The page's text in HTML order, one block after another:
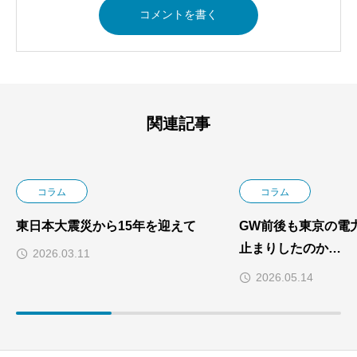
関連記事
コラム
東日本大震災から15年を迎えて
2026.03.11
コラム
GW前後も東京の電
止まりしたのか
― スポット価格・
2026.05.14